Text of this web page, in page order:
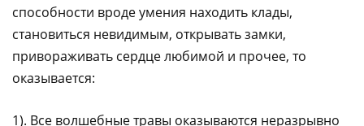
способности вроде умения находить клады,
становиться невидимым, открывать замки,
привораживать сердце любимой и прочее, то
оказывается:
1). Все волшебные травы оказываются неразрывно